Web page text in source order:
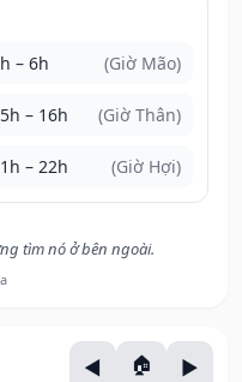
– 6h (Giờ Mão)
– 16h (Giờ Thân)
– 22h (Giờ Hợi)
tìm nó ở bên ngoài.